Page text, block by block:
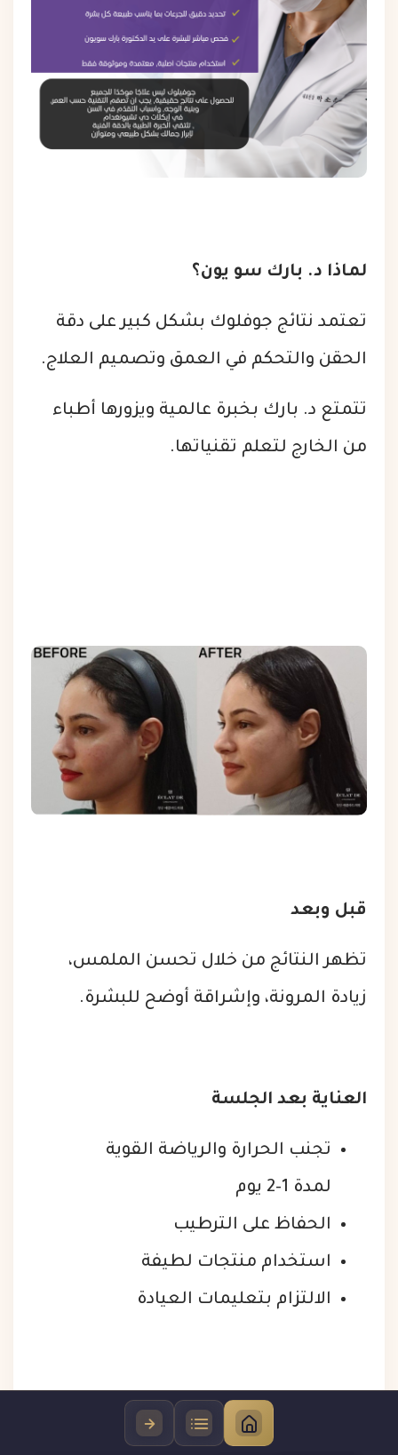
لماذا د. بارك سو يون؟
تعتمد نتائج جوفلوك بشكل كبير على دقة
الحقن والتحكم في العمق وتصميم العلاج.
تتمتع د. بارك بخبرة عالمية ويزورها أطباء
من الخارج لتعلم تقنياتها.
قبل وبعد
تظهر النتائج من خلال تحسن الملمس،
زيادة المرونة، وإشراقة أوضح للبشرة.
العناية بعد الجلسة
تجنب الحرارة والرياضة القوية
لمدة 1–2 يوم
الحفاظ على الترطيب
استخدام منتجات لطيفة
الالتزام بتعليمات العيادة